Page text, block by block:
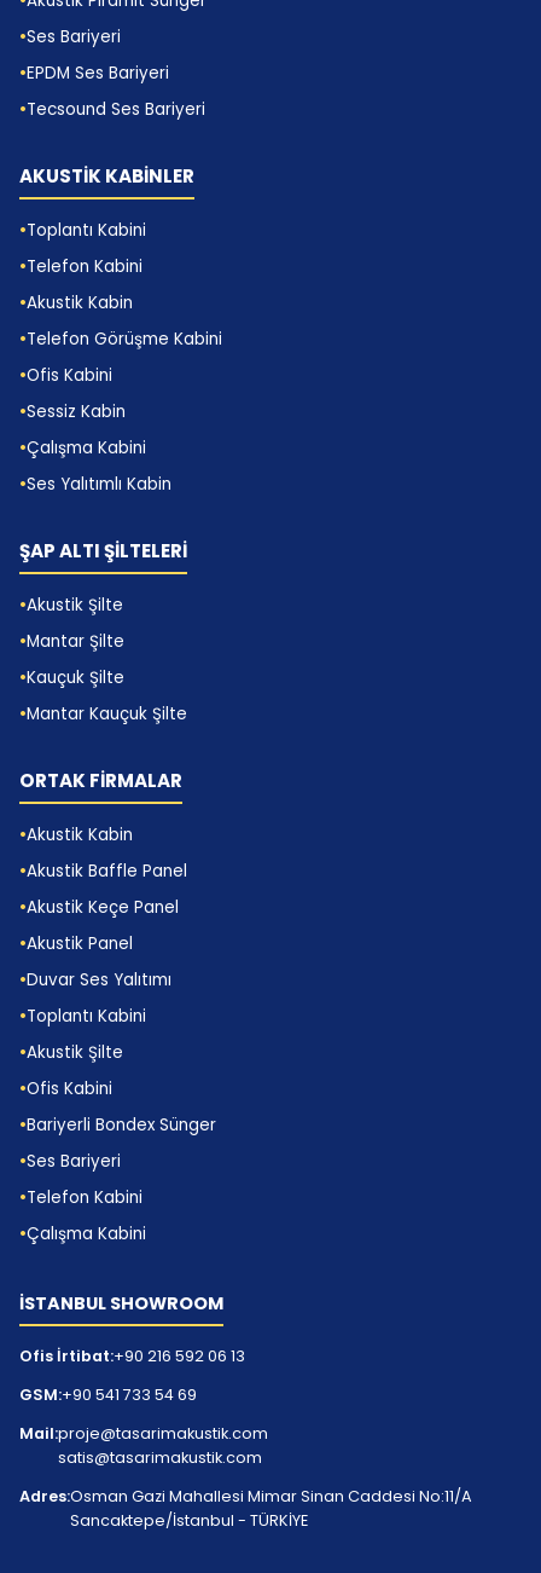
Teknik Hacim Gürültü Kontrol
Uygulamaları
Teknik hacim gürültü kontrol uygulamalarında
seçimi kadar uygulama disiplini de önemlidir. Biz
keşif, ürün eşleşmesi ve montaj sürecini birlikte
yönetiyoruz.
Ses Bariyeri
EPDM Ses Bariyeri
Tecsound Ses Bariyeri
AKUSTİK KABİNLER
Toplantı Kabini
Telefon Kabini
Akustik Kabin
Telefon Görüşme Kabini
Ofis Kabini
Sessiz Kabin
Çalışma Kabini
Ses Yalıtımlı Kabin
ŞAP ALTI ŞİLTELERİ
Akustik Şilte
Mantar Şilte
Kauçuk Şilte
Mantar Kauçuk Şilte
ORTAK FİRMALAR
Akustik Kabin
Akustik Baffle Panel
Akustik Keçe Panel
Akustik Panel
Duvar Ses Yalıtımı
Toplantı Kabini
Akustik Şilte
Ofis Kabini
Bariyerli Bondex Sünger
Ses Bariyeri
Telefon Kabini
Çalışma Kabini
İSTANBUL SHOWROOM
Ofis İrtibat:+90 216 592 06 13
GSM:+90 541 733 54 69
Mail:proje@tasarimakustik.com
satis@tasarimakustik.com
Adres:Osman Gazi Mahallesi Mimar Sinan Caddesi No:11/A
Sancaktepe/İstanbul - TÜRKİYE